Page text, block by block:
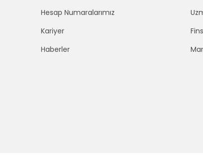
Hesap Numaralarımız
Kariyer
Haberler